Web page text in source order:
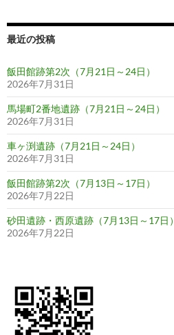
ョ
最近の投稿
飯田館跡第2次（7月21日～24日）
2026年7月31日
馬場町2番地遺跡（7月21日～24日）
2026年7月31日
車ヶ渕遺跡（7月21日～24日）
2026年7月31日
飯田館跡第2次（7月13日～17日）
2026年7月22日
砂田遺跡・西原遺跡（7月13日～17日）
2026年7月22日